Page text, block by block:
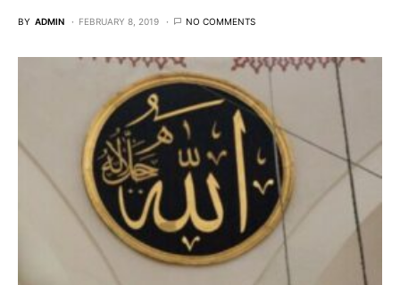
BY ADMIN FEBRUARY 8, 2019 NO COMMENTS